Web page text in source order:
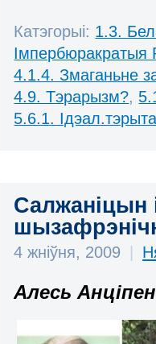
Катэгорыі: 1.3.
Імпербюракратыя
4.1.4. Змаганьне
4.9. Тэрарызм?,
5.6.1.
Салжаніцын
4 жніўня, 2009
Алесь